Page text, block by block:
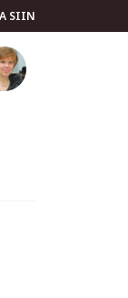
SIIN